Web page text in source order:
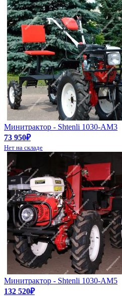
Минитрактор - Shtenli 1030-АМ3
73 950₽
Нет на складе
Минитрактор - Shtenli 1030-АМ5
132 520₽